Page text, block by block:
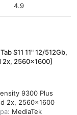
4.9
S11 11" 12/512Gb,
2x, 2560x1600]
9300 Plus
2x, 2560x1600
MediaTek